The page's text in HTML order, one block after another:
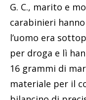
G. C., marito e
carabinieri
l’uomo era
per droga e lì
16 grammi di
materiale per il